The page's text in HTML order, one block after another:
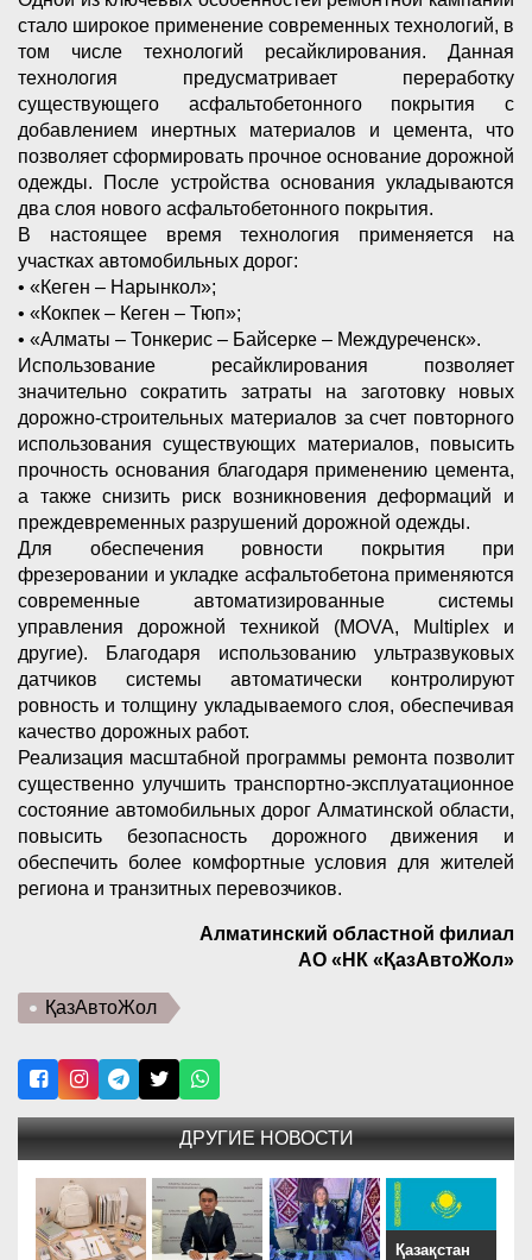
стало широкое применение современных технологий, в
том числе технологий ресайклирования. Данная
технология предусматривает переработку
существующего асфальтобетонного покрытия с
добавлением инертных материалов и цемента, что
позволяет сформировать прочное основание дорожной
одежды. После устройства основания укладываются
два слоя нового асфальтобетонного покрытия.
В настоящее время технология применяется на
участках автомобильных дорог:
• «Кеген – Нарынкол»;
• «Кокпек – Кеген – Тюп»;
• «Алматы – Тонкерис – Байсерке – Междуреченск».
Использование ресайклирования позволяет
значительно сократить затраты на заготовку новых
дорожно-строительных материалов за счет повторного
использования существующих материалов, повысить
прочность основания благодаря применению цемента,
а также снизить риск возникновения деформаций и
преждевременных разрушений дорожной одежды.
Для обеспечения ровности покрытия при
фрезеровании и укладке асфальтобетона применяются
современные автоматизированные системы
управления дорожной техникой (MOVA, Multiplex и
другие). Благодаря использованию ультразвуковых
датчиков системы автоматически контролируют
ровность и толщину укладываемого слоя, обеспечивая
качество дорожных работ.
Реализация масштабной программы ремонта позволит
существенно улучшить транспортно-эксплуатационное
состояние автомобильных дорог Алматинской области,
повысить безопасность дорожного движения и
обеспечить более комфортные условия для жителей
региона и транзитных перевозчиков.
Алматинский областной филиал
АО «НК «ҚазАвтоЖол»
ҚазАвтоЖол
ДРУГИЕ НОВОСТИ
Қазақстан